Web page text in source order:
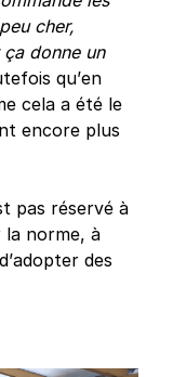
cher,
donne un
qu’en
cela a été le
encore plus
pas réservé à
la norme, à
des